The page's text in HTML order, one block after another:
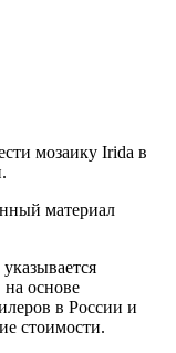
мозаику Irida в
материал
на основе
в России и
стоимости.